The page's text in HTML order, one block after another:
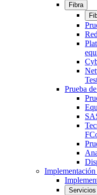
Fibra
Prueba